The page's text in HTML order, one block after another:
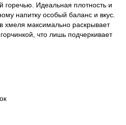
горечью. Идеальная плотность и
напитку особый баланс и вкус.
хмеля максимально раскрывает
что лишь подчеркивает